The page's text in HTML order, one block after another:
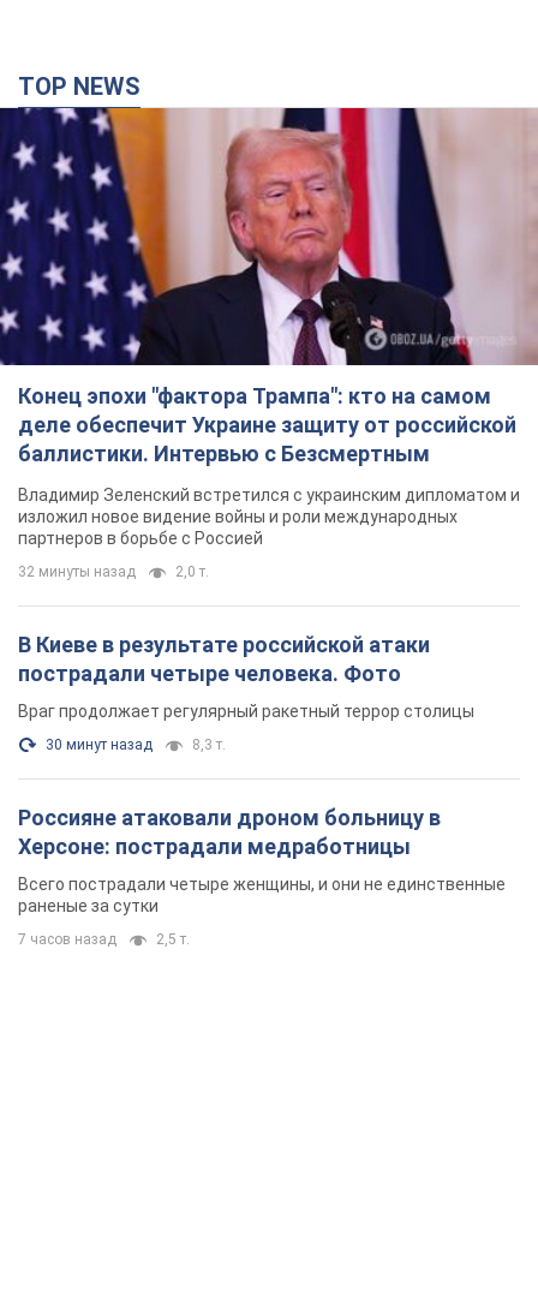
TOP NEWS
Конец эпохи "фактора Трампа": кто на самом
деле обеспечит Украине защиту от российской
баллистики. Интервью с Безсмертным
Владимир Зеленский встретился с украинским дипломатом и
изложил новое видение войны и роли международных
партнеров в борьбе с Россией
32 минуты назад 2,0 т.
В Киеве в результате российской атаки
пострадали четыре человека. Фото
Враг продолжает регулярный ракетный террор столицы
30 минут назад 8,3 т.
Россияне атаковали дроном больницу в
Херсоне: пострадали медработницы
Всего пострадали четыре женщины, и они не единственные
раненые за сутки
7 часов назад 2,5 т.